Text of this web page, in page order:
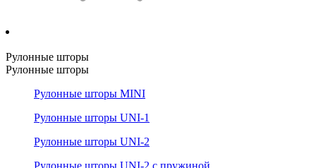
Рулонные шторы
Рулонные шторы
Рулонные шторы MINI
Рулонные шторы UNI-1
Рулонные шторы UNI-2
Рулонные шторы UNI-2 с пружиной